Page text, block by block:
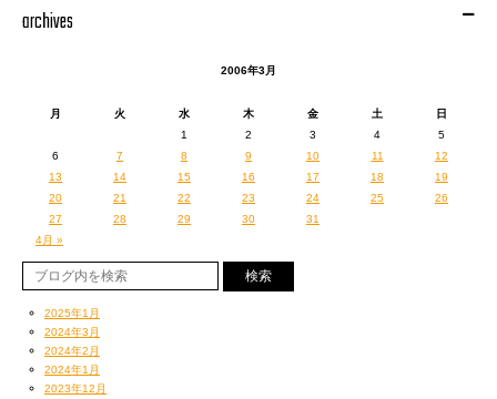
archives
2006年3月
月 火 水 木 金 土
日
1
2 3 4
5
6
7 8 9 10 11
12
13
14 15 16 17 18
19
20
21 22 23 24 25
26
27
28 29 30
31
4月 »
2025年1月
2024年3月
2024年2月
2024年1月
2023年12月